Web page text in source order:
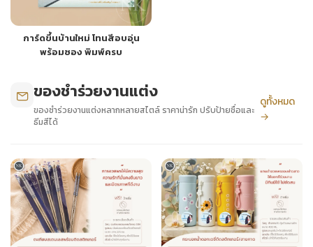
การ์ดขึ้นบ้านใหม่ โทนสีอบอุ่น
พร้อมซอง พิมพ์ครบ
ของชำร่วยงานแต่ง
ของชำร่วยงานแต่งหลากหลายสไตล์ ราคาน่ารัก ปรับป้ายชื่อและ
ธีมสีได้
ดูทั้งหมด
→